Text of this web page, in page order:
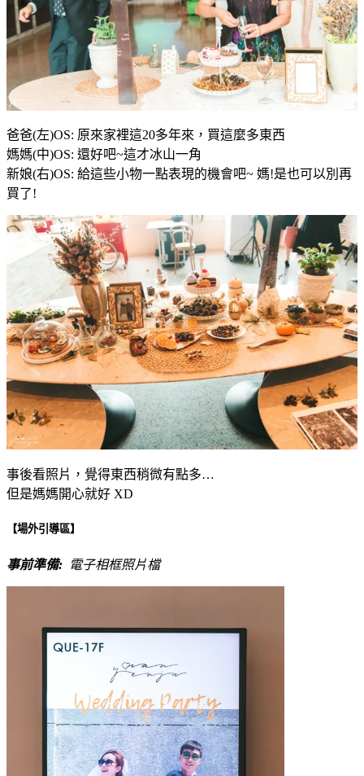
爸爸(左)OS: 原來家裡這20多年來，買這麼多東西
媽媽(中)OS: 還好吧~這才冰山一角
新娘(右)OS: 給這些小物一點表現的機會吧~ 媽!是也可以別再
買了!
事後看照片，覺得東西稍微有點多…
但是媽媽開心就好 XD
【場外引導區】
事前準備: 電子相框照片檔